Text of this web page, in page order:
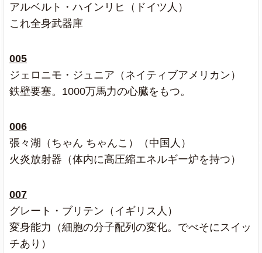
アルベルト・ハインリヒ（ドイツ人）
これ全身武器庫
005
ジェロニモ・ジュニア（ネイティブアメリカン）
鉄壁要塞。1000万馬力の心臓をもつ。
006
張々湖（ちゃん ちゃんこ）（中国人）
火炎放射器（体内に高圧縮エネルギー炉を持つ）
007
グレート・ブリテン（イギリス人）
変身能力（細胞の分子配列の変化。でべそにスイッ
チあり）